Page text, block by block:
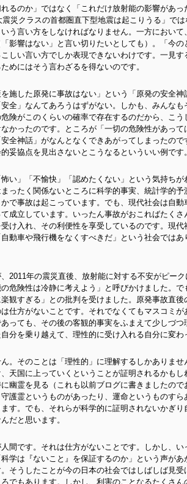
れるのか」ではなく「これだけ放射能の影響があ
災クラスの首都圏直下型地震は起こりうる」で
う言い方をしなければなりません。一方において
影響はない」と言い切りたいとしても）。「今
しい言い方でしか表現できないわけです。一見
めにはそう言わざるを得ないのです。
施した原発に事故はない」という「原発の安全神
全」なんてあろうはずがない。しかも、みんなも
険がこのくらいの確率で存在するのだから、こう
かったのです。ところが「一切の危険性があっ
全神話」がなんとなくできあがってしまったので
妥協点を見出さないとこうなるといういい例です。
い」「不愉快」「認めたくない」という気持ち
ったく関係ないところに科学的事実、統計学的
で事故は起こっています。でも、現代社会は自動
成立しています。いったん事故がおこればたくさ
け入れ、その利便性を享受しているのです。現
動車や飛行機をなくすべきだ」という社会では
2011年の震災直後、放射能に対する不安がピー
危険性は冷静に考えよう」と呼びかけました。
観すぎる」との批判を受けました。原発事故直
仕方がないことです。それでなくてもマスコミが
っても、その後の客観的事実をふまえて少しづつ
分を乗り越えて、理性的に受け入れる自分に変わ
ん。そのことは「理性的」に理解するしかありま
天国に上っていくということが証明されるかも
幽霊を見る（これも以前ブログに書きましたの
護霊というものがあったり、運命というものすら
す。でも、それらが科学的に証明されないかぎ
だと思います。
間です。それは仕方がないことです。しかし、
学は『ないこと』を保証するのか」という声があ
そうしたことが今の日本の社会ではしばしば見
でもあります。しかし、利害のことなるたくさ